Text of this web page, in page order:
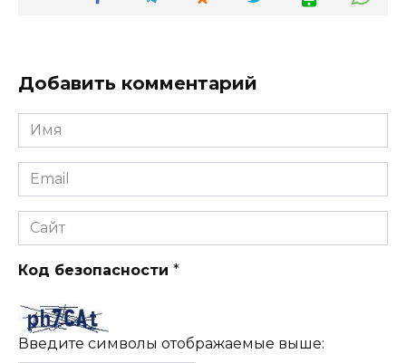
Добавить комментарий
Имя
*
Email
*
Сайт
Код безопасности *
Введите символы отображаемые выше: